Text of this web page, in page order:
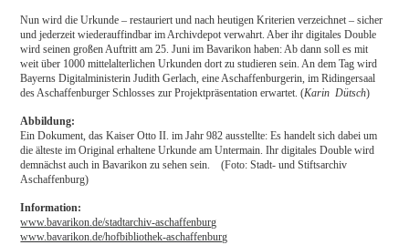
Nun wird die Urkunde – restauriert und nach heutigen Kriterien verzeichnet – sicher
und jederzeit wiederauffindbar im Archivdepot verwahrt. Aber ihr digitales Double
wird seinen großen Auftritt am 25. Juni im Bavarikon haben: Ab dann soll es mit
weit über 1000 mittelalterlichen Urkunden dort zu studieren sein. An dem Tag wird
Bayerns Digitalministerin Judith Gerlach, eine Aschaffenburgerin, im Ridingersaal
des Aschaffenburger Schlosses zur Projektpräsentation erwartet. (Karin Dütsch)
Abbildung:
Ein Dokument, das Kaiser Otto II. im Jahr 982 ausstellte: Es handelt sich dabei um
die älteste im Original erhaltene Urkunde am Untermain. Ihr digitales Double wird
demnächst auch in Bavarikon zu sehen sein. (Foto: Stadt- und Stiftsarchiv
Aschaffenburg)
Information:
www.bavarikon.de/stadtarchiv-aschaffenburg
www.bavarikon.de/hofbibliothek-aschaffenburg